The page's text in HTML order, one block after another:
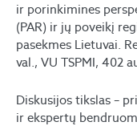
ir porinkimines
(PAR) ir jų poveikį
pasekmes Lietuvai.
val., VU TSPMI, 402
Diskusijos tikslas –
ir ekspertų